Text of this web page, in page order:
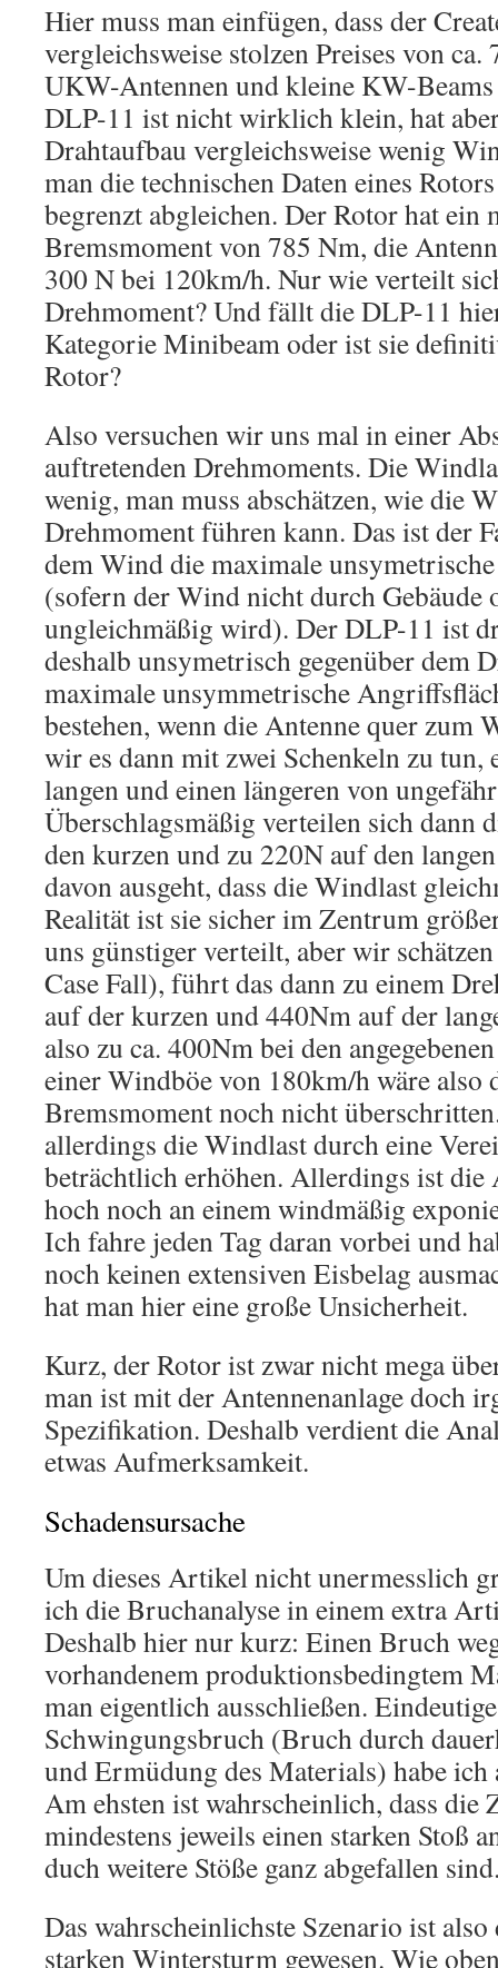
Hier muss man einfügen, dass der
vergleichsweise stolzen Preises von
UKW-Antennen und kleine KW-
DLP-11 ist nicht wirklich klein, hat
Drahtaufbau vergleichsweise wenig
man die technischen Daten eines
begrenzt abgleichen. Der Rotor hat ein
Bremsmoment von 785 Nm, die
300 N bei 120km/h. Nur wie verteilt
Drehmoment? Und fällt die DLP-11
Kategorie Minibeam oder ist sie
Rotor?
Also versuchen wir uns mal in einer
auftretenden Drehmoments. Die
wenig, man muss abschätzen, wie die
Drehmoment führen kann. Das ist der
dem Wind die maximale
(sofern der Wind nicht durch Gebäude
ungleichmäßig wird). Der DLP-11 ist
deshalb unsymetrisch gegenüber dem
maximale unsymmetrische
bestehen, wenn die Antenne quer zum
wir es dann mit zwei Schenkeln zu tun,
langen und einen längeren von
Überschlagsmäßig verteilen sich dann
den kurzen und zu 220N auf den
davon ausgeht, dass die Windlast
Realität ist sie sicher im Zentrum
uns günstiger verteilt, aber wir
Case Fall), führt das dann zu einem
auf der kurzen und 440Nm auf der
also zu ca. 400Nm bei den
einer Windböe von 180km/h wäre also
Bremsmoment noch nicht
allerdings die Windlast durch eine
beträchtlich erhöhen. Allerdings ist die
hoch noch an einem windmäßig
Ich fahre jeden Tag daran vorbei und
noch keinen extensiven Eisbelag
hat man hier eine große Unsicherheit.
Kurz, der Rotor ist zwar nicht mega
man ist mit der Antennenanlage doch
Spezifikation. Deshalb verdient die
etwas Aufmerksamkeit.
Schadensursache
Um dieses Artikel nicht unermesslich
ich die Bruchanalyse in einem extra
Deshalb hier nur kurz: Einen Bruch
vorhandenem produktionsbedingtem
man eigentlich ausschließen.
Schwingungsbruch (Bruch durch
und Ermüdung des Materials) habe ich
Am ehsten ist wahrscheinlich, dass die
mindestens jeweils einen starken Stoß
duch weitere Stöße ganz abgefallen
Das wahrscheinlichste Szenario ist
starken Wintersturm gewesen. Wie